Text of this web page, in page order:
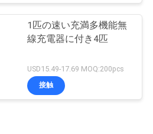
1匹の速い充満多機能無
線充電器に付き4匹
USD15.49-17.69 MOQ:200pcs
接触